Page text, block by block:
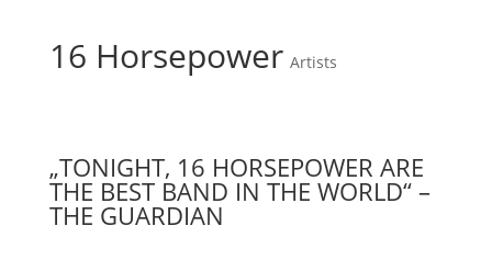
16 Horsepower Artists
„TONIGHT, 16 HORSEPOWER ARE
THE BEST BAND IN THE WORLD“ –
THE GUARDIAN